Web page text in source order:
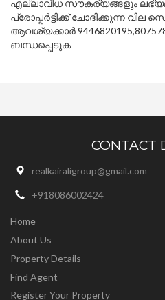
എല്ലാവിധ സൗകര്യങ്ങളും
പ്രോപ്പർട്ടിക്ക് ചോദിക്കുന്ന വില
ആവശ്യക്കാർ
ബന്ധപ്പെടുക
CONTACT
realkairaligroup@gmail.com
+918086002424
Home
About Us
Property Details
Find Agent
Register Your Property